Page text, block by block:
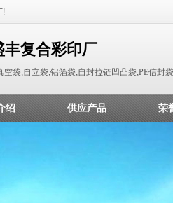
!
丰复合彩印厂
空袋;自立袋;铝箔袋;自封拉链凹凸袋;PE信封
绍 供应产品 荣